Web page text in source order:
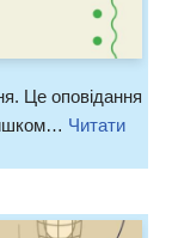
Це оповідання
Читати